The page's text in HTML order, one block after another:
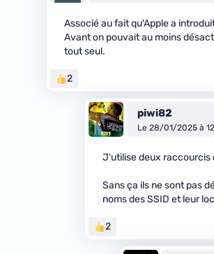
Associé au fait qu'Apple a
Avant on pouvait au moins
tout seul.
2
piwi82
Le 28/01/2025 à
J'utilise deux raccourcis
Sans ça ils ne sont pas
noms des SSID et leur
2